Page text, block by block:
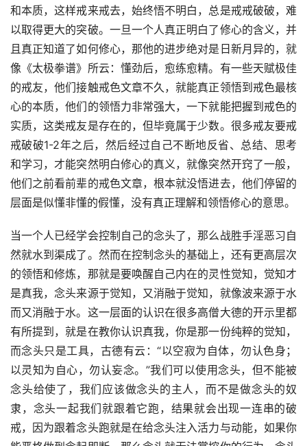
和本质，这样戒来戒去，始终悟不明白，总是戒戒破破，难
以取得更大的突破。一旦一个人真正明白了修心的含义，并
且真正知道了如何修心，那他的进步绝对是日新月异的，就
像《太极拳谱》所云：懂劲后，愈练愈精。有一些天赋极佳
的戒友，他们接触戒色文章不久，就能真正领悟到戒色最核
心的本质，他们的领悟力非常强大，一下就能把握到戒色的
实质，这类戒友是存在的，但毕竟属于少数。很多戒友要戒
戒破破1-2年之后，然后经过自己不断地反省、总结、思考
和学习，才能突然明白修心的真义，就像突然开窍了一般，
他们之前看前辈的戒色文章，根本就没悟进去，他们停留的
层面是似懂非懂的假懂，没有真正理解和领悟修心的意思。
当一个人已经学会控制自己的念头了，那么战胜手淫恶习自
然就水到渠成了。然而在控制念头的基础上，还有更高层次
的领悟和修炼，那就是要唤醒自己内在的灵性觉知，觉知才
是真我，念头来源于觉知，又消融于觉知，就像波来源于水
而又消融于水。这一层面的认识在很多高僧大德的开示里都
有所提到，就是在教你认识真我，你是那一份纯粹的觉知，
而念头只是工具，古德有云：“以空寂为自体，勿认色身；
以灵知为自心，勿认妄念。”我们可以使用念头，但不能被
念头给使了，我们应该做念头的主人，而不是做念头的奴
隶，念头一起我们就跟着它跑，结果就会出现一连串的破
戒，因为跟着念头跑就是在给念头注入活力与动能，如果你